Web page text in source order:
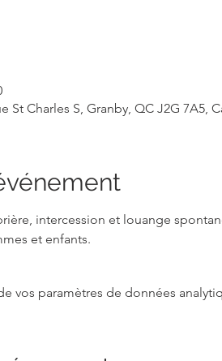
St Charles S, Granby, QC J2G 7A5,
intercession et louange
et enfants.
vos paramètres de données